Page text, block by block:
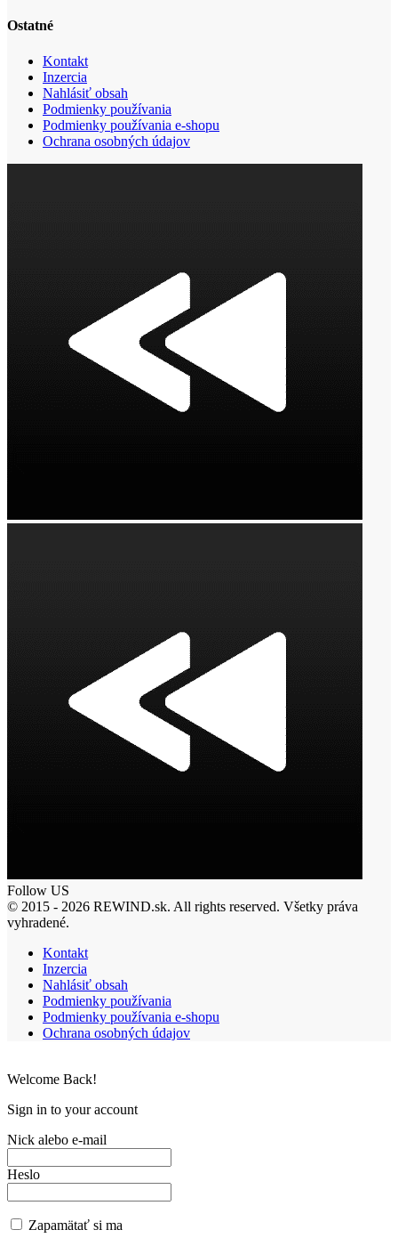
Ostatné
Kontakt
Inzercia
Nahlásiť obsah
Podmienky používania
Podmienky používania e-shopu
Ochrana osobných údajov
Follow US
© 2015 - 2026 REWIND.sk. All rights reserved. Všetky práva
vyhradené.
Kontakt
Inzercia
Nahlásiť obsah
Podmienky používania
Podmienky používania e-shopu
Ochrana osobných údajov
Welcome Back!
Sign in to your account
Nick alebo e-mail
Heslo
Zapamätať si ma